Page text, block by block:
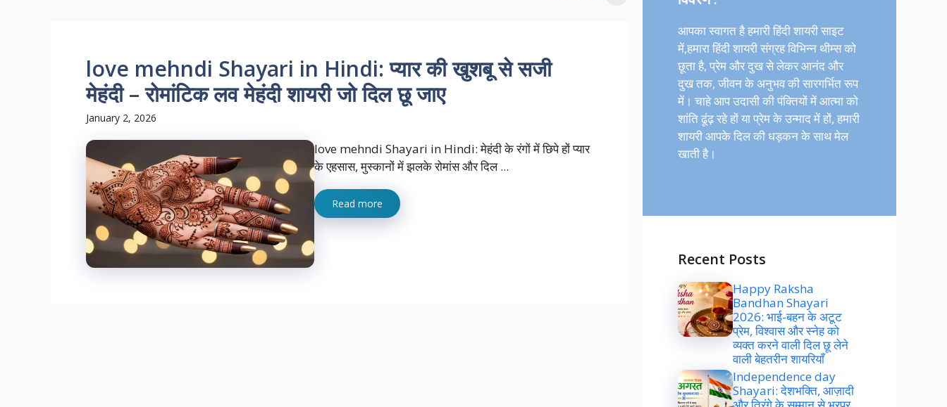
love mehndi Shayari in Hindi: प्यार की खुशबू से सजी
मेहंदी – रोमांटिक लव मेहंदी शायरी जो दिल छू जाए
January 2, 2026
love mehndi Shayari in Hindi: मेहंदी के रंगों में छिपे हों प्यार
के एहसास, मुस्कानों में झलके रोमांस और दिल ...
Read more
आपका स्वागत है हमारी हिंदी शायरी साइट
में,हमारा हिंदी शायरी संग्रह विभिन्न थीम्स को
छूता है, प्रेम और दुख से लेकर आनंद और
दुख तक, जीवन के अनुभव की सारगर्भित रूप
में। चाहे आप उदासी की पंक्तियों में आत्मा को
शांति ढूंढ़ रहे हों या प्रेम के उन्माद में हों, हमारी
शायरी आपके दिल की धड़कन के साथ मेल
खाती है।
Recent Posts
Happy Raksha
Bandhan Shayari
2026: भाई-बहन के अटूट
प्रेम, विश्वास और स्नेह को
व्यक्त करने वाली दिल छू लेने
वाली बेहतरीन शायरियाँ
Independence day
Shayari: देशभक्ति, आज़ादी